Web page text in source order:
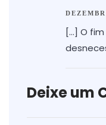
[…] O
Deixe um